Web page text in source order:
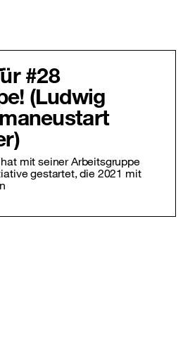
#28
(Ludwig
mit seiner Arbeitsgruppe
gestartet, die 2021 mit